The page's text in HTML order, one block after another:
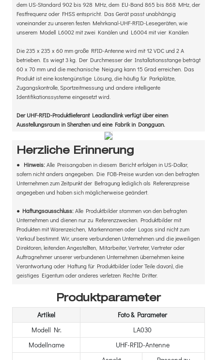
dem US-Standard 902 bis 928 MHz, dem EU-Band 865 bis 868 MHz, der
Festfrequenz oder FHSS entspricht. Das Gerät passt unabhängig
voneinander zu unseren festen Mehrkanal-UHF-RFID-Lesegeräten, wie
unserem Modell L6002 mit zwei Kanälen und L6004 mit vier Kanälen
Die 235 x 235 x 60 mm große RFID-Antenne wird mit 12 VDC und 2 A
betrieben. Es wiegt 3 kg. Der Durchmesser der Installationsstange beträgt
60 x 70 mm und die mechanische Neigung kann 15 Grad erreichen. Das
Produkt ist eine kostengünstige Lösung, die häufig für Parkplätze,
Zugangskontrolle, Sportzeitmessung und andere intelligente
Identifikationssysteme eingesetzt wird.
Der UHF-RFID-Produktlieferant Leadlandlink verfügt über einen
Ausstellungsraum in Shenzhen und eine Fabrik in Dongguan.
Herzliche Erinnerung
● Hinweis:Alle Preisangaben in diesem Bericht erfolgen in US-Dollar,
sofern nicht anders angegeben. Die FOB-Preise wurden von den befragten
Unternehmen zum Zeitpunkt der Befragung lediglich als Referenzpreise
angegeben und haben sich möglicherweise geändert.
● Haftungsausschluss:Alle Produktbilder stammen von den befragten
Unternehmen und dienen nur zu Referenzzwecken. Produktbilder mit
Produkten mit Warenzeichen, Markennamen oder Logos sind nicht zum
Verkauf bestimmt. Wir, unsere verbundenen Unternehmen und die jeweiligen
Direktoren, leitenden Angestellten, Mitarbeiter, Vertreter, Vertreter oder
Auftragnehmer unserer verbundenen Unternehmen übernehmen keine
Verantwortung oder Haftung für Produktbilder (oder Teile davon), die
geistiges Eigentum oder anderes verletzen Rechte Dritter.
Produktparameter
Artikel
Foto & Parameter
Modell Nr.
LA030
Modellname
UHF-RFID-Antenne